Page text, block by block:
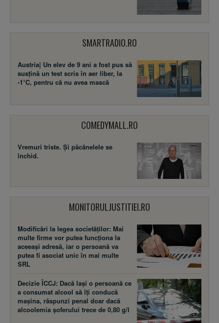
SMARTRADIO.RO
Austria| Un elev de 9 ani a fost pus să
susţină un test scris în aer liber, la
-1°C, pentru că nu avea mască
COMEDYMALL.RO
Vremuri triste. Şi păcănelele se
închid.
MONITORULJUSTITIEI.RO
Modificări la legea societăţilor: Mai
multe firme vor putea funcţiona la
aceeaşi adresă, iar o persoană va
putea fi asociat unic în mai multe
SRL
Decizie ÎCCJ: Dacă laşi o persoană ce
a consumat alcool să îţi conducă
maşina, răspunzi penal doar dacă
alcoolemia şoferului trece de 0,80 g/l